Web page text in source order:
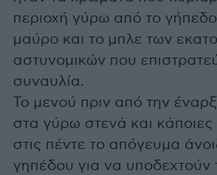
περιοχή γύρω από το
μαύρο και το μπλε των
αστυνομικών που
συναυλία.
Το μενού πριν από την
στα γύρω στενά και
στις πέντε το απόγευμα
γηπέδου για να υποδεχτούν